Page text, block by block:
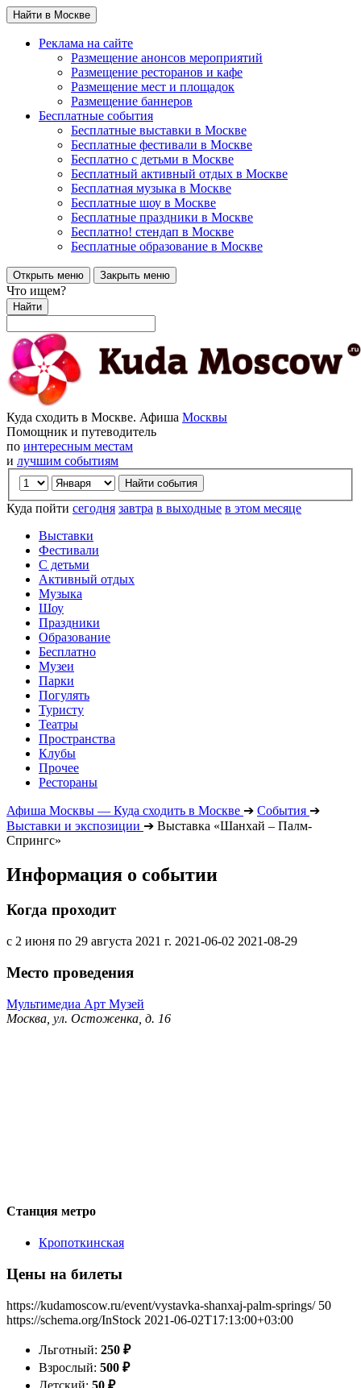
Найти в Москве
Реклама на сайте
Размещение анонсов мероприятий
Размещение ресторанов и кафе
Размещение мест и площадок
Размещение баннеров
Бесплатные события
Бесплатные выставки в Москве
Бесплатные фестивали в Москве
Бесплатно с детьми в Москве
Бесплатный активный отдых в Москве
Бесплатная музыка в Москве
Бесплатные шоу в Москве
Бесплатные праздники в Москве
Бесплатно! стендап в Москве
Бесплатные образование в Москве
Открыть меню Закрыть меню
Что ищем?
Найти
Куда сходить в Москве. Афиша Москвы
Помощник и путеводитель
по интересным местам
и лучшим событиям
Куда пойти сегодня завтра в выходные в этом месяце
Выставки
Фестивали
С детьми
Активный отдых
Музыка
Шоу
Праздники
Образование
Бесплатно
Музеи
Парки
Погулять
Туристу
Театры
Пространства
Клубы
Прочее
Рестораны
Афиша Москвы — Куда сходить в Москве ➔ События ➔
Выставки и экспозиции ➔ Выставка «Шанхай – Палм-
Спрингс»
Информация о событии
Когда проходит
с 2 июня по 29 августа 2021 г. 2021-06-02 2021-08-29
Место проведения
Мультимедиа Арт Музей
Москва, ул. Остоженка, д. 16
Станция метро
Кропоткинская
Цены на билеты
https://kudamoscow.ru/event/vystavka-shanxaj-palm-springs/ 50
https://schema.org/InStock 2021-06-02T17:13:00+03:00
Льготный: 250 ₽
Взрослый: 500 ₽
Детский: 50 ₽